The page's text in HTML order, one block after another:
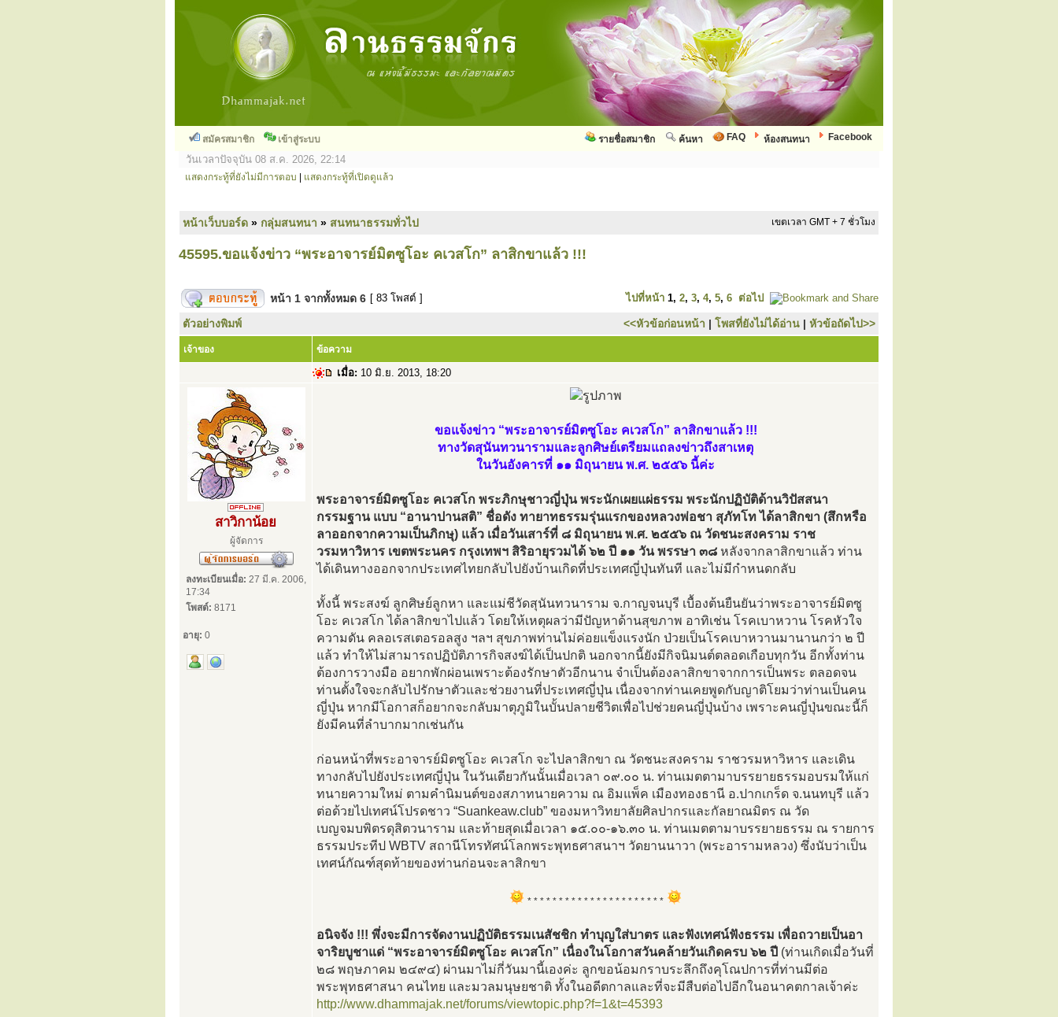
สมัครสมาชิก เข้าสู่ระบบ Facebook
ห้องสนทนา
FAQ
ค้นหา
รายชื่อสมาชิก
วันเวลาปัจจุบัน 08 ส.ค. 2026, 22:14
แสดงกระทู้ที่ยังไม่มีการตอบ แสดงกระทู้ที่เปิดดูแล้ว
หน้าเว็บบอร์ด » กลุ่มสนทนา » สนทนาธรรมทั่วไป เขตเวลา GMT + 7 ชั่วโมง
45595.ขอแจ้งข่าว “พระอาจารย์มิตซูโอะ คเวสโก” ลาสิกขาแล้ว !!!
หน้า 1 จากทั้งหมด 6 [ 83 โพสต์ ] ไปที่หน้า 1, 2, 3, 4, 5, 6 ต่อไป
ตัวอย่างพิมพ์ <<หัวข้อก่อนหน้า | โพสที่ยังไม่ได้อ่าน | หัวข้อถัดไป>>
เจ้าของ ข้อความ
เมื่อ: 10 มิ.ย. 2013, 18:20
สาวิกาน้อย
ผู้จัดการ
ลงทะเบียนเมื่อ: 27 มี.ค. 2006,
17:34
โพสต์: 8171
อายุ: 0
ขอแจ้งข่าว “พระอาจารย์มิตซูโอะ คเวสโก” ลาสิกขาแล้ว !!!
ทางวัดสุนันทวนารามและลูกศิษย์เตรียมแถลงข่าวถึงสาเหตุ
ในวันอังคารที่ ๑๑ มิถุนายน พ.ศ. ๒๕๕๖ นี้ค่ะ
พระอาจารย์มิตซูโอะ คเวสโก พระภิกษุชาวญี่ปุ่น พระนักเผยแผ่ธรรม พระนักปฏิบัติด้านวิปัสสนา
กรรมฐาน แบบ “อานาปานสติ” ชื่อดัง ทายาทธรรมรุ่นแรกของหลวงพ่อชา สุภัทโท ได้ลาสิกขา (สึกหรือ
ลาออกจากความเป็นภิกษุ) แล้ว เมื่อวันเสาร์ที่ ๘ มิถุนายน พ.ศ. ๒๕๕๖ ณ วัดชนะสงคราม ราช
วรมหาวิหาร เขตพระนคร กรุงเทพฯ สิริอายุรวมได้ ๖๒ ปี ๑๑ วัน พรรษา ๓๘ หลังจากลาสิกขาแล้ว ท่าน
ได้เดินทางออกจากประเทศไทยกลับไปยังบ้านเกิดที่ประเทศญี่ปุ่นทันที และไม่มีกำหนดกลับ
ทั้งนี้ พระสงฆ์ ลูกศิษย์ลูกหา และแม่ชีวัดสุนันทวนาราม จ.กาญจนบุรี เบื้องต้นยืนยันว่าพระอาจารย์มิตซู
โอะ คเวสโก ได้ลาสิกขาไปแล้ว โดยให้เหตุผลว่ามีปัญหาด้านสุขภาพ อาทิเช่น โรคเบาหวาน โรคหัวใจ
ความดัน คลอเรสเตอรอลสูง ฯลฯ สุขภาพท่านไม่ค่อยแข็งแรงนัก ป่วยเป็นโรคเบาหวานมานานกว่า ๒ ปี
แล้ว ทำให้ไม่สามารถปฏิบัติภารกิจสงฆ์ได้เป็นปกติ นอกจากนี้ยังมีกิจนิมนต์ตลอดเกือบทุกวัน อีกทั้งท่าน
ต้องการวางมือ อยากพักผ่อนเพราะต้องรักษาตัวอีกนาน จำเป็นต้องลาสิกขาจากการเป็นพระ ตลอดจน
ท่านตั้งใจจะกลับไปรักษาตัวและช่วยงานที่ประเทศญี่ปุ่น เนื่องจากท่านเคยพูดกับญาติโยมว่าท่านเป็นคน
ญี่ปุ่น หากมีโอกาสก็อยากจะกลับมาตุภูมิในบั้นปลายชีวิตเพื่อไปช่วยคนญี่ปุ่นบ้าง เพราะคนญี่ปุ่นขณะนี้ก็
ยังมีคนที่ลำบากมากเช่นกัน
ก่อนหน้าที่พระอาจารย์มิตซูโอะ คเวสโก จะไปลาสิกขา ณ วัดชนะสงคราม ราชวรมหาวิหาร และเดิน
ทางกลับไปยังประเทศญี่ปุ่น ในวันเดียวกันนั้นเมื่อเวลา ๐๙.๐๐ น. ท่านเมตตามาบรรยายธรรมอบรมให้แก่
ทนายความใหม่ ตามคำนิมนต์ของสภาทนายความ ณ อิมแพ็ค เมืองทองธานี อ.ปากเกร็ด จ.นนทบุรี แล้ว
ต่อด้วยไปเทศน์โปรดชาว “Suankeaw.club” ของมหาวิทยาลัยศิลปากรและกัลยาณมิตร ณ วัด
เบญจมบพิตรดุสิตวนาราม และท้ายสุดเมื่อเวลา ๑๕.๐๐-๑๖.๓๐ น. ท่านเมตตามาบรรยายธรรม ณ รายการ
ธรรมประทีป WBTV สถานีโทรทัศน์โลกพระพุทธศาสนาฯ วัดยานนาวา (พระอารามหลวง) ซึ่งนับว่าเป็น
เทศน์กัณฑ์สุดท้ายของท่านก่อนจะลาสิกขา
* * * * * * * * * * * * * * * * * * * * * *
อนิจจัง !!! พึ่งจะมีการจัดงานปฏิบัติธรรมเนสัชชิก ทำบุญใส่บาตร และฟังเทศน์ฟังธรรม เพื่อถวายเป็นอา
จาริยบูชาแด่ “พระอาจารย์มิตซูโอะ คเวสโก” เนื่องในโอกาสวันคล้ายวันเกิดครบ ๖๒ ปี (ท่านเกิดเมื่อวันที่
๒๘ พฤษภาคม ๒๔๙๔) ผ่านมาไม่กี่วันมานี้เองค่ะ ลูกขอน้อมกราบระลึกถึงคุโณปการที่ท่านมีต่อ
พระพุทธศาสนา คนไทย และมวลมนุษยชาติ ทั้งในอดีตกาลและที่จะมีสืบต่อไปอีกในอนาคตกาลเจ้าค่ะ
http://www.dhammajak.net/forums/viewtopic.php?f=1&t=45393